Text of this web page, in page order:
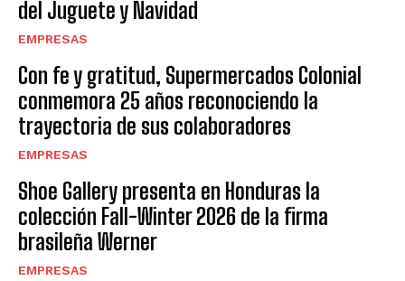
del Juguete y Navidad
EMPRESAS
Con fe y gratitud, Supermercados Colonial
conmemora 25 años reconociendo la
trayectoria de sus colaboradores
EMPRESAS
Shoe Gallery presenta en Honduras la
colección Fall-Winter 2026 de la firma
brasileña Werner
EMPRESAS